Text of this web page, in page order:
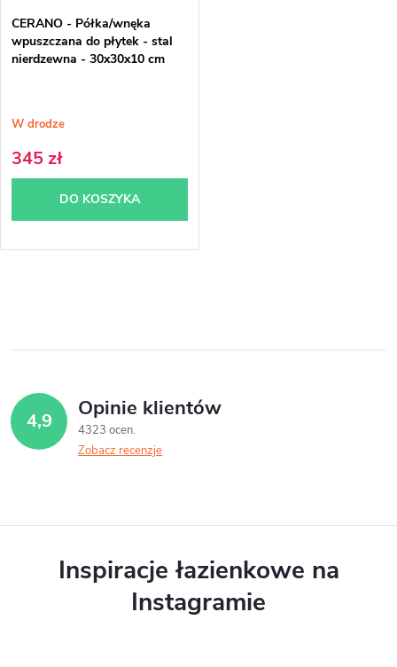
CERANO - Półka/wnęka
wpuszczana do płytek - stal
nierdzewna - 30x30x10 cm
W drodze
345 zł
DO KOSZYKA
t
r
k
4,9 Opinie klientów
4323 ocen
Zobacz recenzje
Inspiracje łazienkowe na
Instagramie